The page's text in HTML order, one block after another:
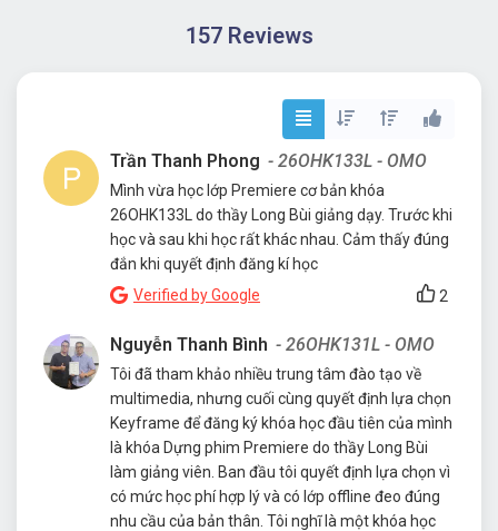
157 Reviews
Trần Thanh Phong - 26OHK133L - OMO
Mình vừa học lớp Premiere cơ bản khóa
26OHK133L do thầy Long Bùi giảng dạy. Trước khi
học và sau khi học rất khác nhau. Cảm thấy đúng
đắn khi quyết định đăng kí học
Verified by Google
2
Nguyễn Thanh Bình - 26OHK131L - OMO
Tôi đã tham khảo nhiều trung tâm đào tạo về
multimedia, nhưng cuối cùng quyết định lựa chọn
Keyframe để đăng ký khóa học đầu tiên của mình
là khóa Dựng phim Premiere do thầy Long Bùi
làm giảng viên. Ban đầu tôi quyết định lựa chọn vì
có mức học phí hợp lý và có lớp offline đeo đúng
nhu cầu của bản thân. Tôi nghĩ là một khóa học